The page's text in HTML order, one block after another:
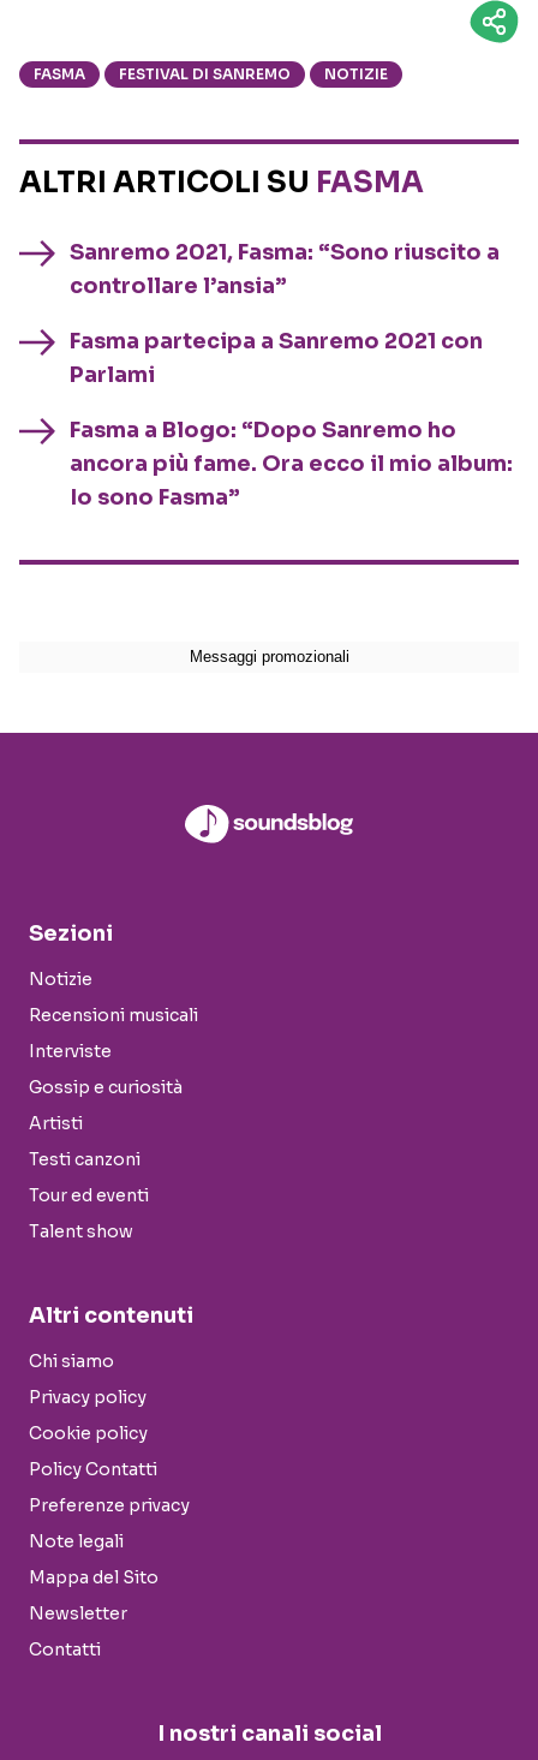
FASMA FESTIVAL DI SANREMO NOTIZIE
ALTRI ARTICOLI SU FASMA
Sanremo 2021, Fasma: “Sono riuscito a
controllare l’ansia”
Fasma partecipa a Sanremo 2021 con
Parlami
Fasma a Blogo: “Dopo Sanremo ho
ancora più fame. Ora ecco il mio album:
Io sono Fasma”
Sezioni
Notizie
Recensioni musicali
Interviste
Gossip e curiosità
Artisti
Testi canzoni
Tour ed eventi
Talent show
Altri contenuti
Chi siamo
Privacy policy
Cookie policy
Policy Contatti
Preferenze privacy
Note legali
Mappa del Sito
Newsletter
Contatti
I nostri canali social